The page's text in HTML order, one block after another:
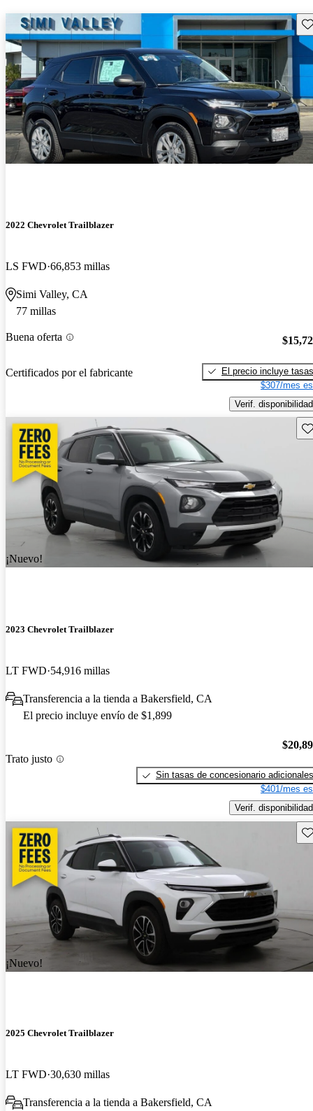
2022 Chevrolet Trailblazer
LS FWD 66,853 millas
Simi Valley, CA
77 millas
Buena oferta
Certificados por el fabricante
El precio incluye tasas
$307/mes
Verif. disponibilidad
¡Nuevo!
2023 Chevrolet Trailblazer
LT FWD 54,916 millas
Transferencia a la tienda a Bakersfield, CA
El precio incluye envío de $1,899
Trato justo
Sin tasas de concesionario adicionales
$401/mes
Verif. disponibilidad
¡Nuevo!
2025 Chevrolet Trailblazer
LT FWD 30,630 millas
Transferencia a la tienda a Bakersfield, CA